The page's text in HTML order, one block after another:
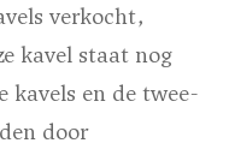
verkocht,
kavel staat nog
kavels en de twee-
door